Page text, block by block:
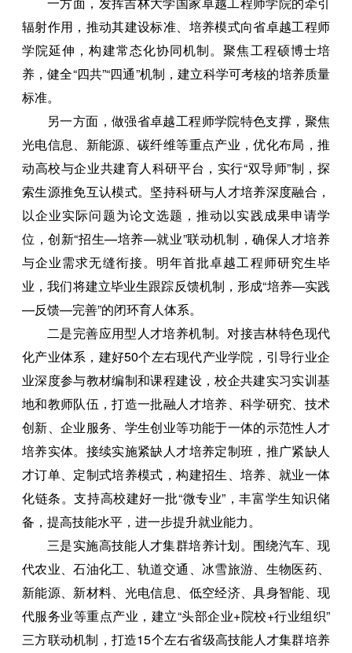
辐射作用，推动其建设标准、培养模式向省卓越工程师
学院延伸，构建常态化协同机制。聚焦工程硕博士培
养，健全“四共”“四通”机制，建立科学可考核的培养质量
标准。
另一方面，做强省卓越工程师学院特色支撑，聚焦
光电信息、新能源、碳纤维等重点产业，优化布局，推
动高校与企业共建育人科研平台，实行“双导师”制，探
索生源推免互认模式。坚持科研与人才培养深度融合，
以企业实际问题为论文选题，推动以实践成果申请学
位，创新“招生—培养—就业”联动机制，确保人才培养
与企业需求无缝衔接。明年首批卓越工程师研究生毕
业，我们将建立毕业生跟踪反馈机制，形成“培养—实践
—反馈—完善”的闭环育人体系。
二是完善应用型人才培养机制。对接吉林特色现代
化产业体系，建好50个左右现代产业学院，引导行业企
业深度参与教材编制和课程建设，校企共建实习实训基
地和教师队伍，打造一批融人才培养、科学研究、技术
创新、企业服务、学生创业等功能于一体的示范性人才
培养实体。接续实施紧缺人才培养定制班，推广紧缺人
才订单、定制式培养模式，构建招生、培养、就业一体
化链条。支持高校建好一批“微专业”，丰富学生知识储
备，提高技能水平，进一步提升就业能力。
三是实施高技能人才集群培养计划。围绕汽车、现
代农业、石油化工、轨道交通、冰雪旅游、生物医药、
新能源、新材料、光电信息、低空经济、具身智能、现
代服务业等重点产业，建立“头部企业+院校+行业组织”
三方联动机制，打造15个左右省级高技能人才集群培养